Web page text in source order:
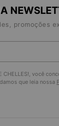
promoções
CHELLES!, você
que leia nossa